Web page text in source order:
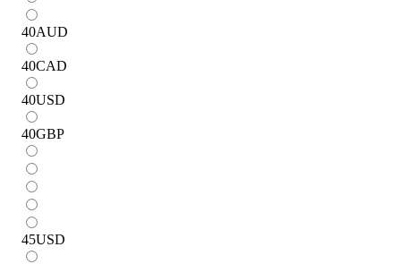
40AUD
40CAD
40USD
40GBP
45USD